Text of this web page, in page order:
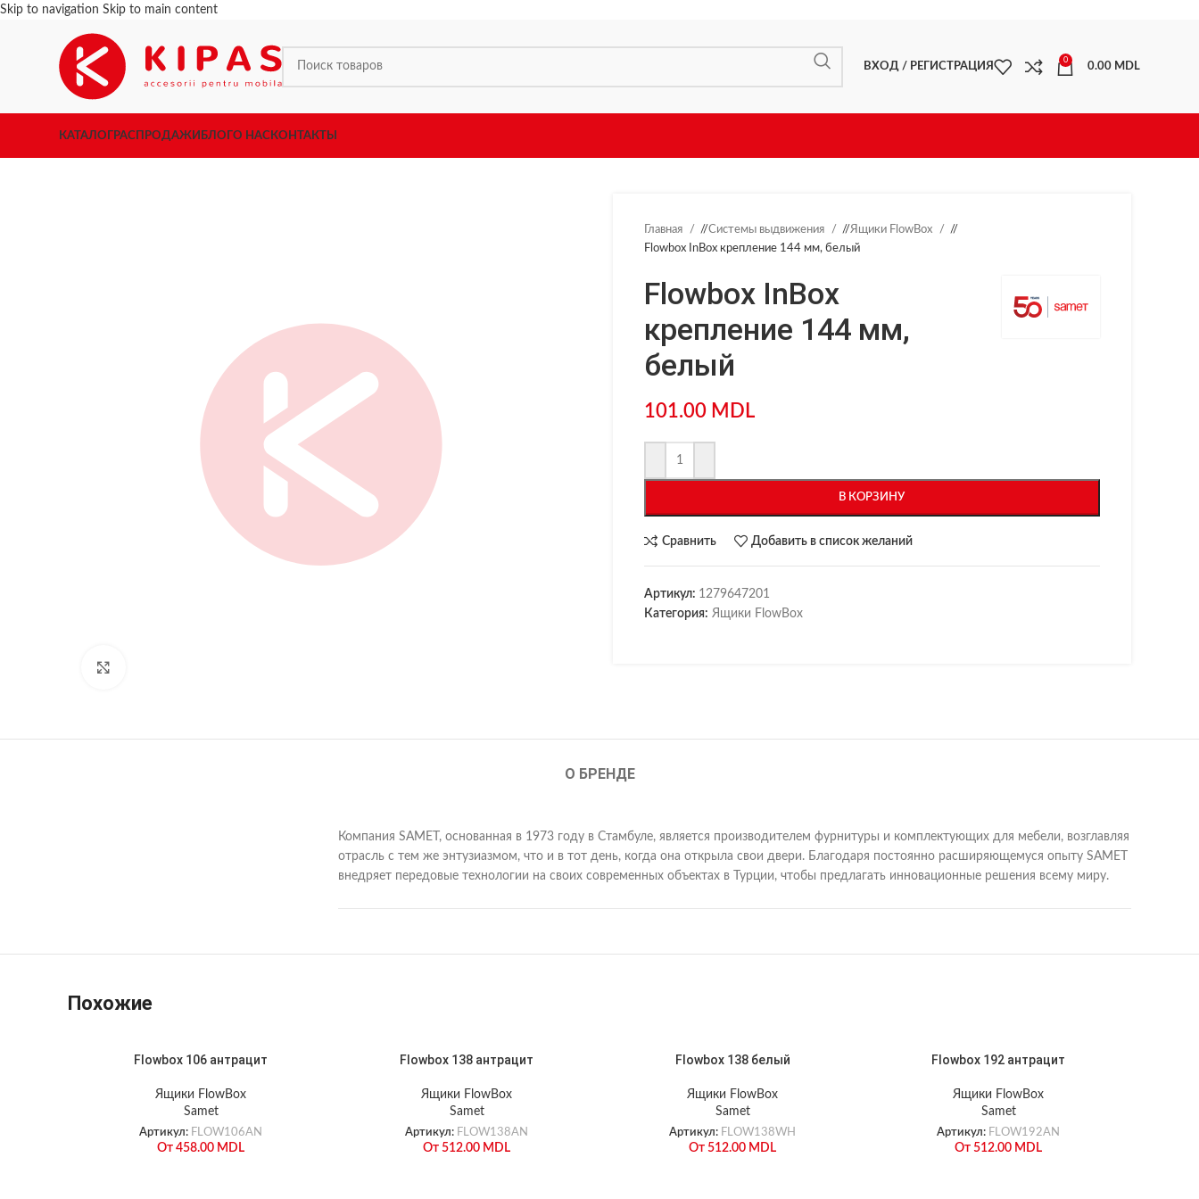
Skip to navigation Skip to main content
ВХОД / РЕГИСТРАЦИЯ
0
0.00 MDL
КАТАЛОГРАСПРОДАЖИ БЛОГО НАСКОНТАКТЫ
Главная / Системы выдвижения / Ящики FlowBox
/
Flowbox InBox крепление 144 мм, белый
Flowbox InBox
крепление 144 мм,
белый
101.00 MDL
В КОРЗИНУ
Сравнить Добавить в список желаний
Артикул: 1279647201
Категория: Ящики FlowBox
О БРЕНДЕ
Компания SAMET, основанная в 1973 году в Стамбуле, является производителем фурнитуры и комплектующих для мебели, возглавляя
отрасль с тем же энтузиазмом, что и в тот день, когда она открыла свои двери. Благодаря постоянно расширяющемуся опыту SAMET
внедряет передовые технологии на своих современных объектах в Турции, чтобы предлагать инновационные решения всему миру.
Похожие
Flowbox 106 антрацит
Ящики FlowBox
Samet
Артикул: FLOW106AN
От 458.00 MDL
Flowbox 138 антрацит
Ящики FlowBox
Samet
Артикул: FLOW138AN
От 512.00 MDL
Flowbox 138 белый
Ящики FlowBox
Samet
Артикул: FLOW138WH
От 512.00 MDL
Flowbox 192 антрацит
Ящики FlowBox
Samet
Артикул: FLOW192AN
От 512.00 MDL